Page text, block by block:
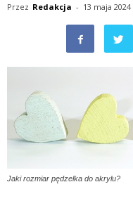
Przez Redakcja - 13 maja 2024
Jaki rozmiar pędzelka do akrylu?